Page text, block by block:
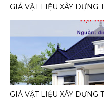
GIÁ VẬT LIỆU XÂY DỰNG
GIÁ VẬT LIỆU XÂY